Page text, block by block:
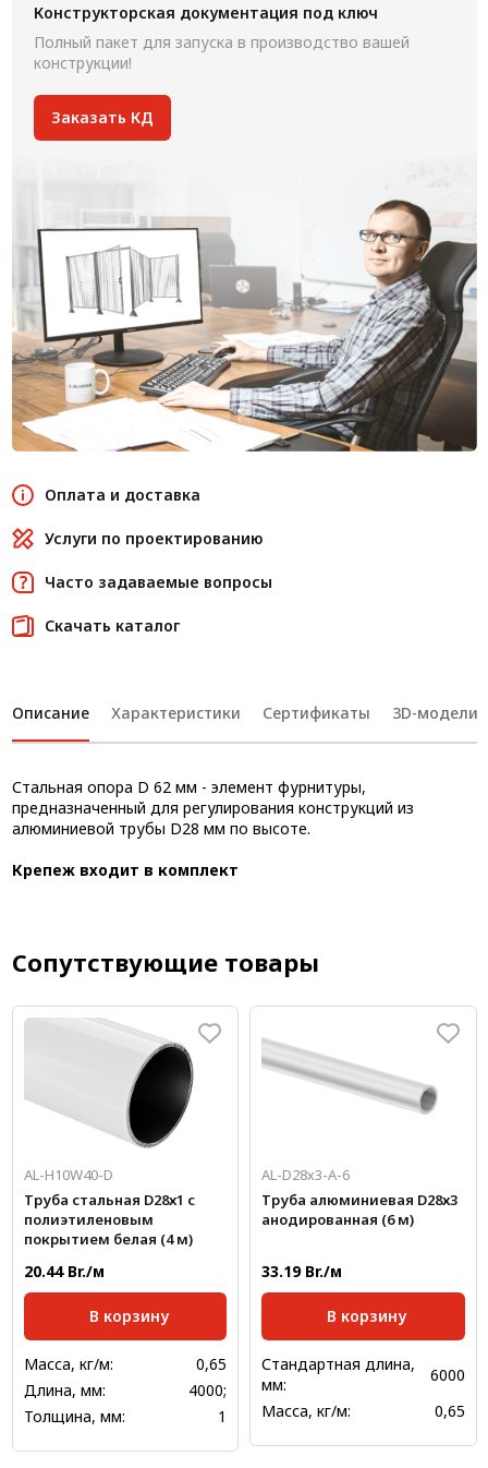
Конструкторская документация под ключ
Полный пакет для запуска в производство вашей
конструкции!
Заказать КД
Оплата и доставка
Услуги по проектированию
Часто задаваемые вопросы
Скачать каталог
Описание Характеристики Сертификаты 3D-модели
Стальная опора D 62 мм - элемент фурнитуры,
предназначенный для регулирования конструкций из
алюминиевой трубы D28 мм по высоте.
Крепеж входит в комплект
Сопутствующие товары
AL-H10W40-D
Труба стальная D28х1 с
полиэтиленовым
покрытием белая (4 м)
20.44 Br./м
В корзину
Масса, кг/м:
0,65
Длина, мм:
4000;
Толщина, мм:
1
AL-D28х3-А-6
Труба алюминиевая D28х3
анодированная (6 м)
33.19 Br./м
В корзину
Стандартная длина,
мм:
6000
Масса, кг/м:
0,65